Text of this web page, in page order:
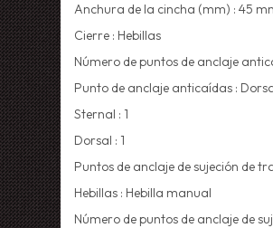
Anchura de la cincha (mm) : 45
Cierre : Hebillas
Número de puntos de anclaje
Punto de anclaje anticaídas :
Sternal : 1
Dorsal : 1
Puntos de anclaje de sujeción de
Hebillas : Hebilla manual
Número de puntos de anclaje de